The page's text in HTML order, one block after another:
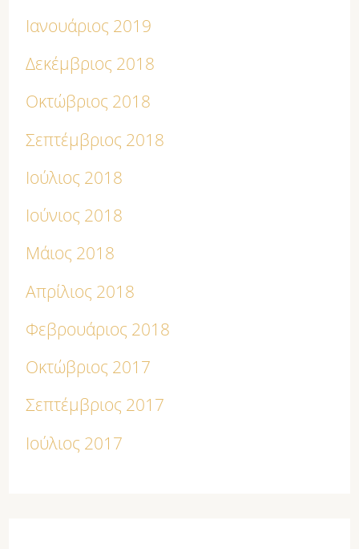
Ιανουάριος 2019
Δεκέμβριος 2018
Οκτώβριος 2018
Σεπτέμβριος 2018
Ιούλιος 2018
Ιούνιος 2018
Μάιος 2018
Απρίλιος 2018
Φεβρουάριος 2018
Οκτώβριος 2017
Σεπτέμβριος 2017
Ιούλιος 2017